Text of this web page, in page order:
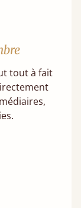
tout à fait